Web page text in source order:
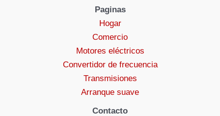
Paginas
Hogar
Comercio
Motores eléctricos
Convertidor de frecuencia
Transmisiones
Arranque suave
Contacto